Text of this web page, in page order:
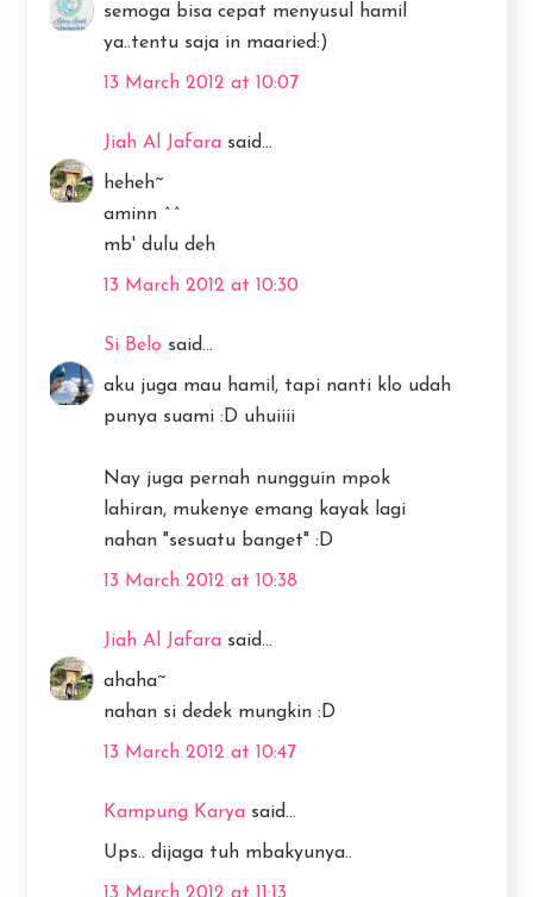
semoga bisa cepat menyusul hamil
ya..tentu saja in maaried:)
13 March 2012 at 10:07
Jiah Al Jafara said...
heheh~
aminn ^^
mb' dulu deh
13 March 2012 at 10:30
Si Belo said...
aku juga mau hamil, tapi nanti klo udah
punya suami :D uhuiiii
Nay juga pernah nungguin mpok
lahiran, mukenye emang kayak lagi
nahan "sesuatu banget" :D
13 March 2012 at 10:38
Jiah Al Jafara said...
ahaha~
nahan si dedek mungkin :D
13 March 2012 at 10:47
Kampung Karya said...
Ups.. dijaga tuh mbakyunya..